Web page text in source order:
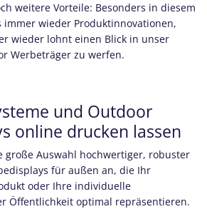
weitere Vorteile: Besonders in diesem
immer wieder Produktinnovationen,
wieder lohnt einen Blick in unser
Werbeträger zu werfen.
und Outdoor
online drucken lassen
große Auswahl hochwertiger, robuster
für außen an, die Ihr
oder Ihre individuelle
Öffentlichkeit optimal repräsentieren.